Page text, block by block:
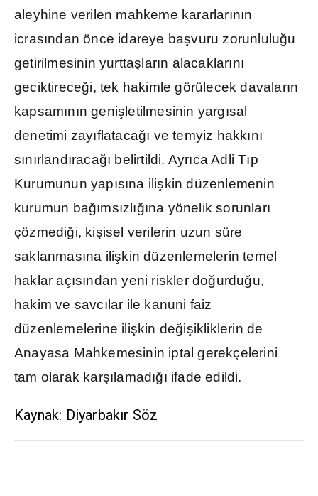
aleyhine verilen mahkeme kararlarının
icrasından önce idareye başvuru zorunluluğu
getirilmesinin yurttaş ların alacaklarını
geciktireceği, tek hakimle görülecek davaların
kapsamının geniş letilmesinin yargısal
denetimi zayıflatacağı ve temyiz hakkını
sınırlandıracağı belirtildi. Ayrıca Adli Tıp
Kurumunun yapısına iliş kin düzenlemenin
kurumun bağımsızl ığına yönelik sorunları
çözmediği, kişisel verilerin uzun süre
saklanmasına ilişkin düzenlemelerin temel
haklar açısından yeni riskler doğurduğu,
hakim ve savcı lar ile kanuni faiz
düzenlemelerine ilişkin değişikliklerin de
Anayasa Mahkemesinin iptal gerekçelerini
tam olarak karşı lamadığı ifade edildi.
Kaynak: Diyarbakır Söz